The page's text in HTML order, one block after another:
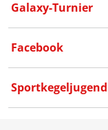
Galaxy-Turnier
Facebook
Sportkegeljugend